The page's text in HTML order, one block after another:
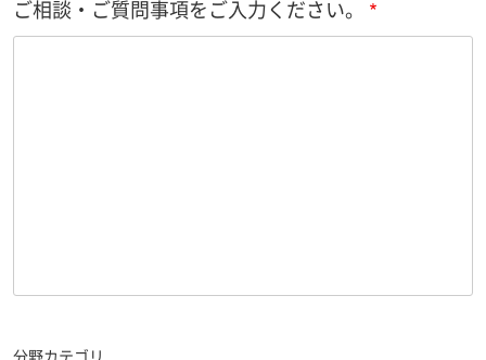
ご相談・ご質問事項をご入力ください。
分野カテゴリ